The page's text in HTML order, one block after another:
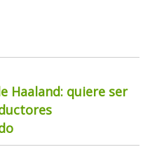
Haaland: quiere ser